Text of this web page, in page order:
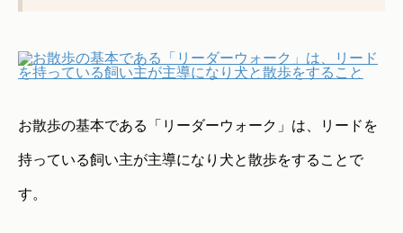
お散歩の基本である「リーダーウォーク」は、リードを
持っている飼い主が主導になり犬と散歩をすることで
す。